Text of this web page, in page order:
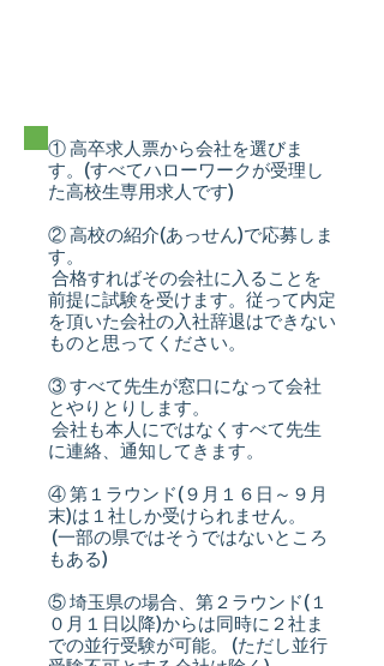
① 高卒求人票から会社を選びま
す。(すべてハローワークが受理し
た高校生専用求人です)
② 高校の紹介(あっせん)で応募しま
す。
合格すればその会社に入ることを
前提に試験を受けます。従って内定
を頂いた会社の入社辞退はできない
ものと思ってください。
③ すべて先生が窓口になって会社
とやりとりします。
会社も本人にではなくすべて先生
に連絡、通知してきます。
④ 第１ラウンド(９月１６日～９月
末)は１社しか受けられません。
(一部の県ではそうではないところ
もある)
⑤ 埼玉県の場合、第２ラウンド(１
０月１日以降)からは同時に２社ま
での並行受験が可能。 (ただし並行